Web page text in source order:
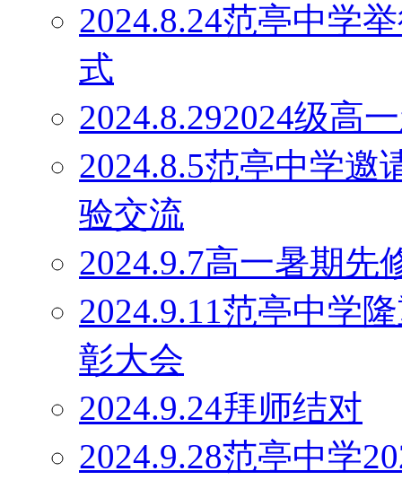
2024.8.24范亭中学
式
2024.8.292024级高
2024.8.5范亭中学邀
验交流
2024.9.7高一暑期先
2024.9.11范亭中学
彰大会
2024.9.24拜师结对
2024.9.28范亭中学